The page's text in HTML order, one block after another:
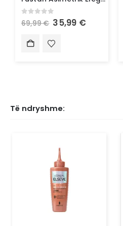
0 out of 5
69,99€ 35,99 €
Të ndryshme: